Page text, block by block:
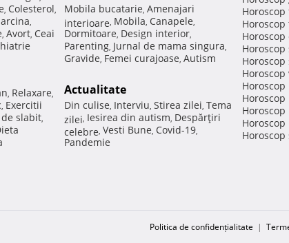
, Colesterol,
,
, Avort, Ceai
, Relaxare,
, Exercitii
slabit,
Mobila bucatarie, Amenajari
interioare, Mobila, Canapele,
Dormitoare, Design interior,
Parenting, Jurnal de mama singura,
Gravide, Femei curajoase, Autism
Actualitate
Din culise, Interviu, Stirea zilei, Tema
zilei, Iesirea din autism, Despărţiri
celebre, Vesti Bune, Covid-19,
Pandemie
Horoscop
Politica de confidențialitate |